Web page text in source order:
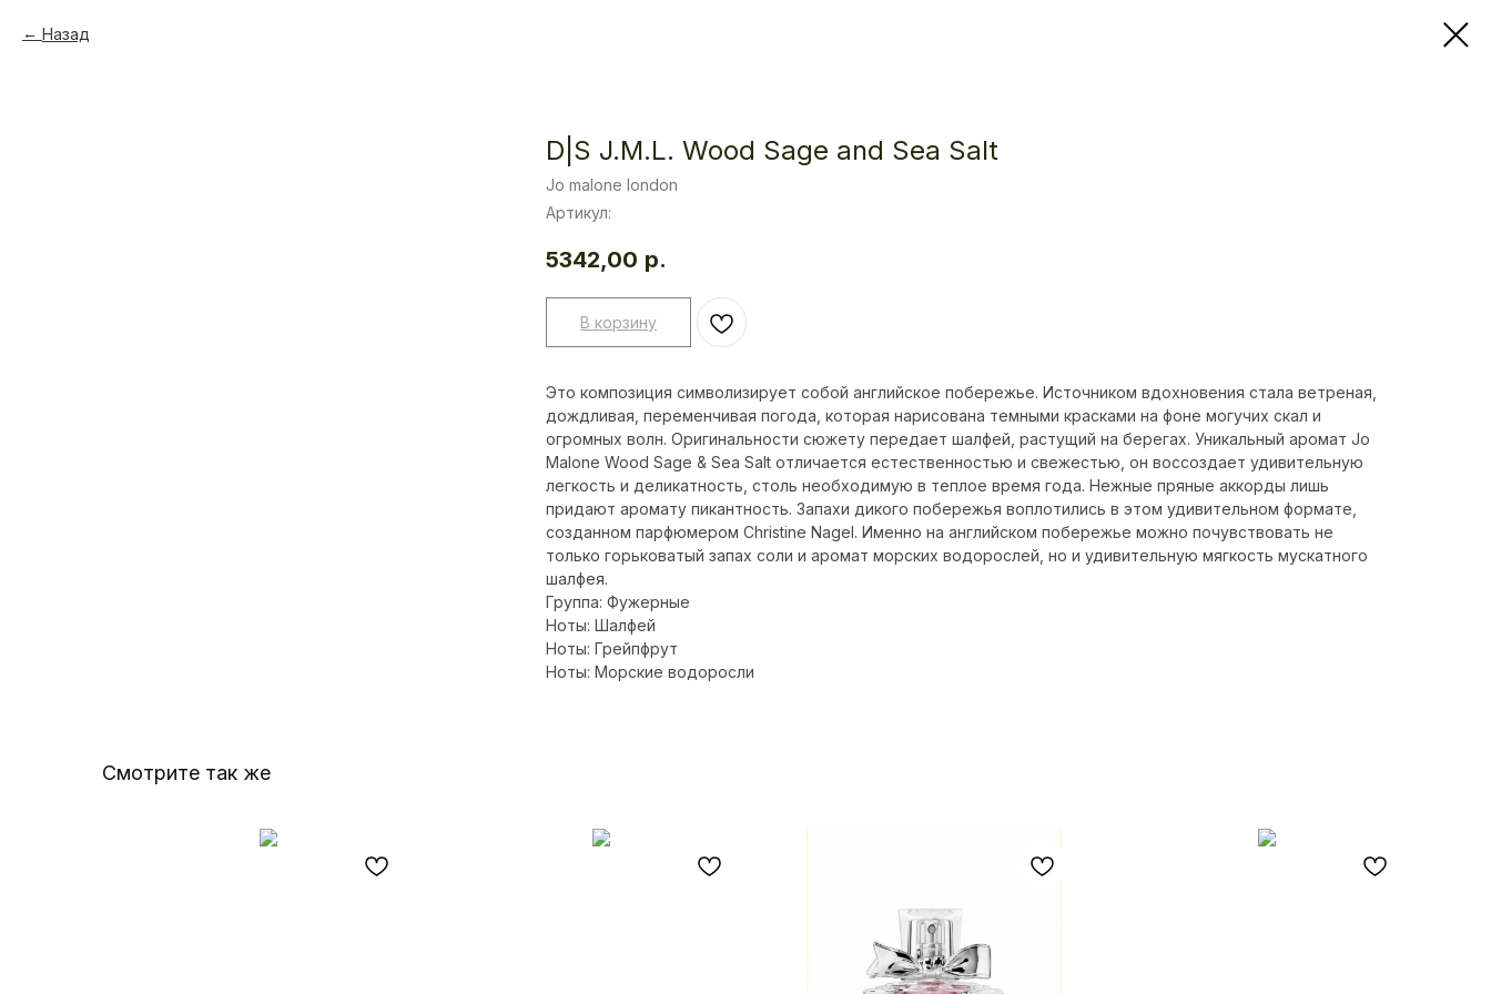
Назад
D|S J.M.L. Wood Sage and Sea Salt
Jo malone london
Артикул:
5342,00 р.
В корзину
Это композиция символизирует собой английское побережье. Источником вдохновения стала ветреная,
дождливая, переменчивая погода, которая нарисована темными красками на фоне могучих скал и
огромных волн. Оригинальности сюжету передает шалфей, растущий на берегах. Уникальный аромат Jo
Malone Wood Sage & Sea Salt отличается естественностью и свежестью, он воссоздает удивительную
легкость и деликатность, столь необходимую в теплое время года. Нежные пряные аккорды лишь
придают аромату пикантность. Запахи дикого побережья воплотились в этом удивительном формате,
созданном парфюмером Christine Nagel. Именно на английском побережье можно почувствовать не
только горьковатый запах соли и аромат морских водорослей, но и удивительную мягкость мускатного
шалфея.
Группа: Фужерные
Ноты: Шалфей
Ноты: Грейпфрут
Ноты: Морские водоросли
Смотрите так же